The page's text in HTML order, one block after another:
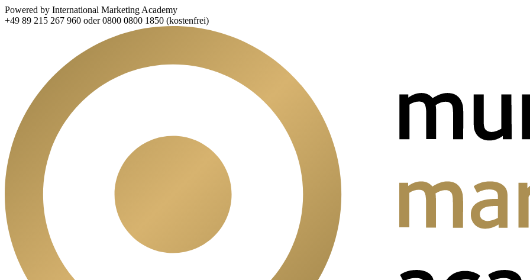
Powered by International Marketing Academy
+49 89 215 267 960 oder 0800 0800 1850 (kostenfrei)